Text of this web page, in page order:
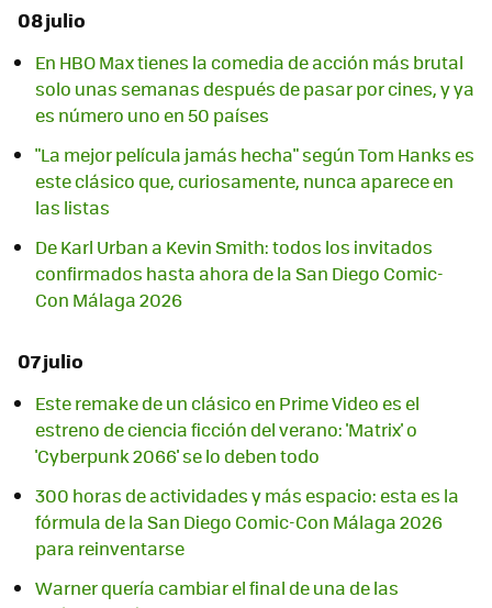
08 julio
En HBO Max tienes la comedia de acción más brutal
solo unas semanas después de pasar por cines, y ya
es número uno en 50 países
"La mejor película jamás hecha" según Tom Hanks es
este clásico que, curiosamente, nunca aparece en
las listas
De Karl Urban a Kevin Smith: todos los invitados
confirmados hasta ahora de la San Diego Comic-
Con Málaga 2026
07 julio
Este remake de un clásico en Prime Video es el
estreno de ciencia ficción del verano: 'Matrix' o
'Cyberpunk 2066' se lo deben todo
300 horas de actividades y más espacio: esta es la
fórmula de la San Diego Comic-Con Málaga 2026
para reinventarse
Warner quería cambiar el final de una de las